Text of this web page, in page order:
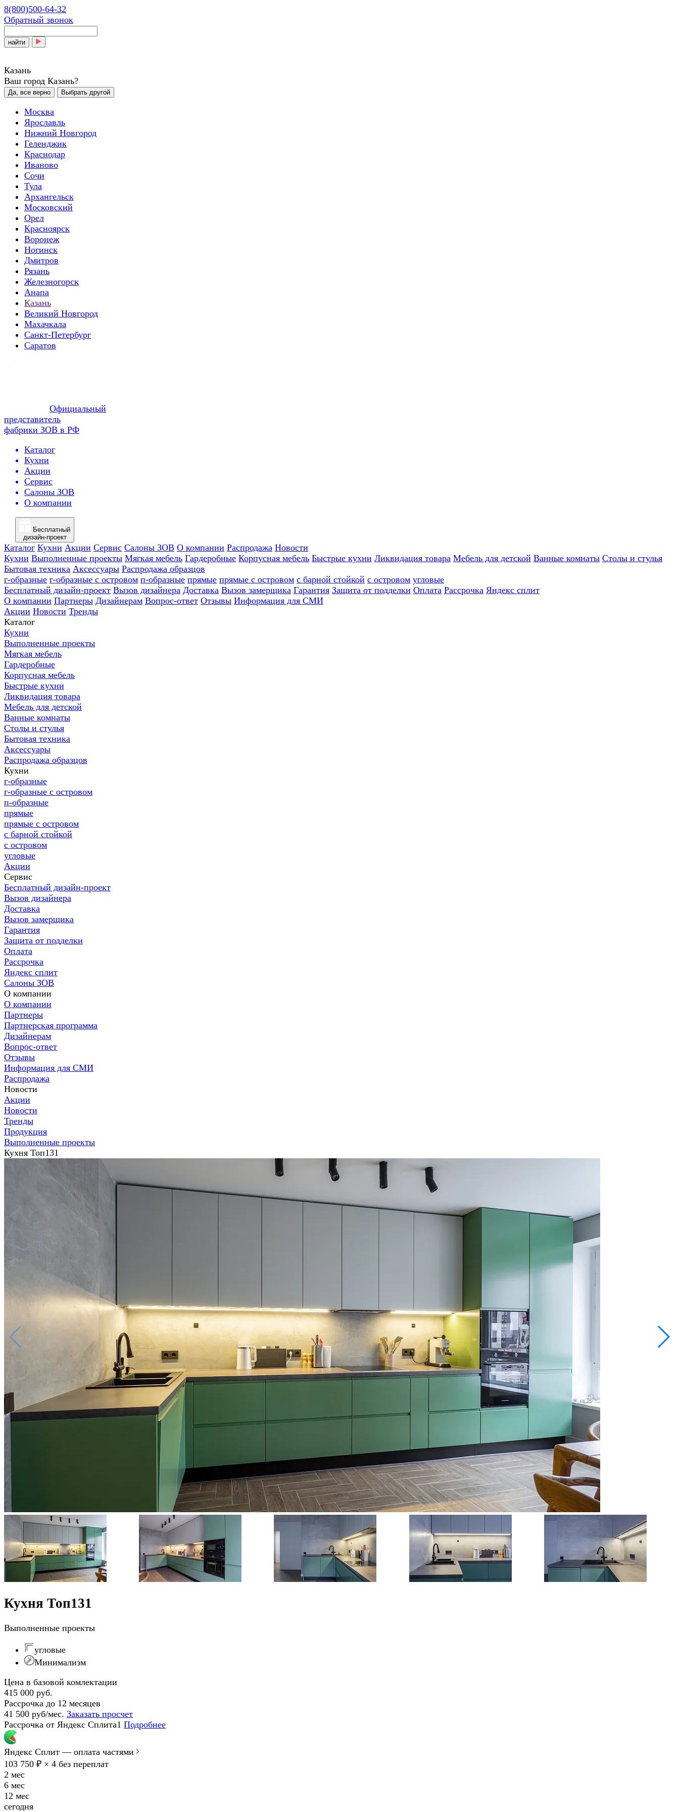
8(800)500-64-32
Обратный звонок
найти
Казань
Ваш город Казань?
Да, все верно Выбрать другой
Москва
Ярославль
Нижний Новгород
Геленджик
Краснодар
Иваново
Сочи
Тула
Архангельск
Московский
Орел
Красноярск
Воронеж
Ногинск
Дмитров
Рязань
Железногорск
Анапа
Казань
Великий Новгород
Махачкала
Санкт-Петербург
Саратов
Официальный
представитель
фабрики ЗОВ в РФ
Каталог
Кухни
Акции
Сервис
Салоны ЗОВ
О компании
Бесплатный
дизайн-проект
Каталог Кухни Акции Сервис Салоны ЗОВ О компании Распродажа Новости
Кухни Выполненные проекты Мягкая мебель Гардеробные Корпусная мебель Быстрые кухни Ликвидация товара Мебель для детской Ванные комнаты Столы и стулья
Бытовая техника Аксессуары Распродажа образцов
г-образные г-образные с островом п-образные прямые прямые с островом с барной стойкой с островом угловые
Бесплатный дизайн-проект Вызов дизайнера Доставка Вызов замерщика Гарантия Защита от подделки Оплата Рассрочка Яндекс сплит
О компании Партнеры Дизайнерам Вопрос-ответ Отзывы Информация для СМИ
Акции Новости Тренды
Каталог
Кухни
Выполненные проекты
Мягкая мебель
Гардеробные
Корпусная мебель
Быстрые кухни
Ликвидация товара
Мебель для детской
Ванные комнаты
Столы и стулья
Бытовая техника
Аксессуары
Распродажа образцов
Кухни
г-образные
г-образные с островом
п-образные
прямые
прямые с островом
с барной стойкой
с островом
угловые
Акции
Сервис
Бесплатный дизайн-проект
Вызов дизайнера
Доставка
Вызов замерщика
Гарантия
Защита от подделки
Оплата
Рассрочка
Яндекс сплит
Салоны ЗОВ
О компании
О компании
Партнеры
Партнерская программа
Дизайнерам
Вопрос-ответ
Отзывы
Информация для СМИ
Распродажа
Новости
Акции
Новости
Тренды
Продукция
Выполненные проекты
Кухня Топ131
Кухня Топ131
Выполненные проекты
угловые
Минимализм
Цена в базовой комлектации
415 000 руб.
Рассрочка до 12 месяцев
41 500 руб/мес. Заказать просчет
Рассрочка от Яндекс Сплита1 Подробнее
Яндекс Сплит — оплата частями
103 750 ₽ × 4 без переплат
2 мес
6 мес
12 мес
сегодня